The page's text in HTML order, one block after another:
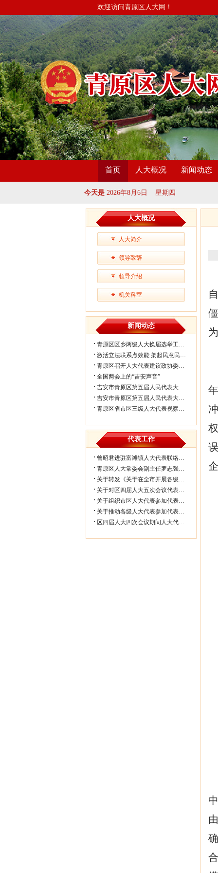
欢迎访问青原区人大网！
首页 人大概况 新闻动态
今天是 2026年8月6日 星期四
人大概况
人大简介
领导致辞
领导介绍
机关科室
新闻动态
青原区区乡两级人大换届选举工作会议...
激活立法联系点效能 架起民意民生连...
青原区召开人大代表建议政协委员提案...
全国两会上的“吉安声音”
吉安市青原区第五届人民代表大会第七...
吉安市青原区第五届人民代表大会第七...
青原区省市区三级人大代表视察民生实...
代表工作
曾昭君进驻富滩镇人大代表联络工作站...
青原区人大常委会副主任罗志强带队赴...
关于转发《关于在全市开展各级人大代...
关于对区四届人大五次会议代表所提部...
关于组织市区人大代表参加代表联络工...
关于推动各级人大代表参加代表联络工...
区四届人大四次会议期间人大代表审议...